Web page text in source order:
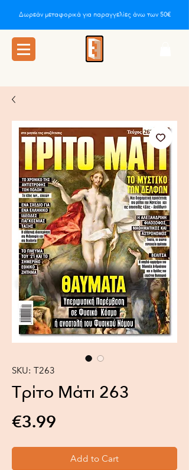
Δωρεάν μεταφορικά για παραγγελίες άνω των 50€
SKU: Τ263
Τρίτο Μάτι 263
€3.99
Add to Cart